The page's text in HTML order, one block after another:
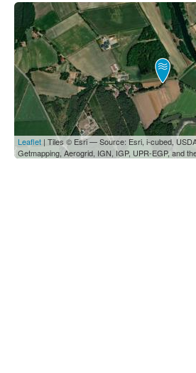
Leaflet | Tiles © Esri — Source: Esri, i-cubed,
Getmapping, Aerogrid, IGN, IGP, UPR-EGP, and